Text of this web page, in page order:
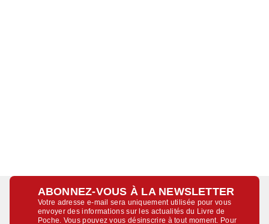
ABONNEZ-VOUS À LA NEWSLETTER
Votre adresse e-mail sera uniquement utilisée pour vous
envoyer des informations sur les actualités du Livre de
Poche. Vous pouvez vous désinscrire à tout moment. Pour